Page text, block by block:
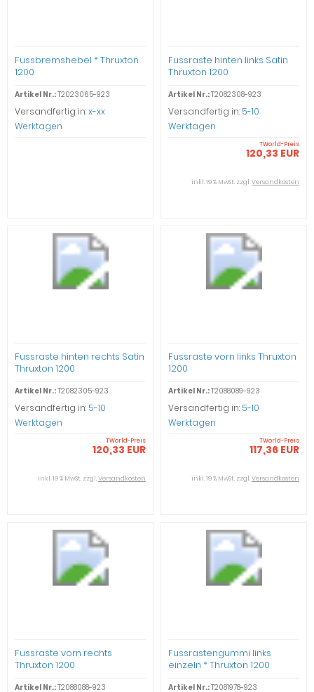
Fussbremshebel * Thruxton
1200
Artikel Nr.:T2023065-923
Versandfertig in:x-xx
Werktagen
Fussraste hinten links Satin
Thruxton 1200
Artikel Nr.:T2082308-923
Versandfertig in: 5-10
Werktagen
TWorld-Preis
120,33 EUR
inkl. 19 % MwSt. zzgl.Versandkosten
Fussraste hinten rechts Satin
Thruxton 1200
Artikel Nr.:T2082305-923
Versandfertig in: 5-10
Werktagen
TWorld-Preis
120,33 EUR
inkl. 19 % MwSt. zzgl.Versandkosten
Fussraste vorn links Thruxton
1200
Artikel Nr.:T2088089-923
Versandfertig in: 5-10
Werktagen
TWorld-Preis
117,36 EUR
inkl. 19 % MwSt. zzgl.Versandkosten
Fussraste vorn rechts
Thruxton 1200
Artikel Nr.:T2088088-923
Fussrastengummi links
einzeln * Thruxton 1200
Artikel Nr.:T2081978-923